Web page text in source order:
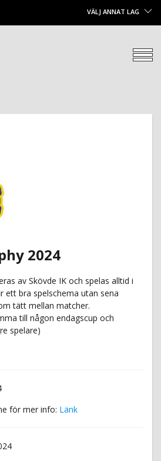
VÄLJ ANNAT LAG
2024
av Skövde IK och spelas alltid i
ett bra spelschema utan sena
tätt mellan matcher.
till någon endagscup och
spelare)
för mer info: Länk